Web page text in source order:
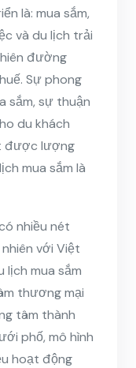
là: mua sắm,
và du lịch trải
đường
Sự phong
sắm, sự thuận
du khách
được lượng
mua sắm là
nhiều nét
với Việt
lịch mua sắm
thương mại
tâm thành
phố, mô hình
hoạt động